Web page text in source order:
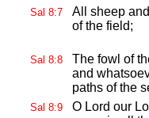
Sal 8:7
All sheep
of the field;
Sal 8:8
The fowl of
and
paths of the
Sal 8:9 O Lord our